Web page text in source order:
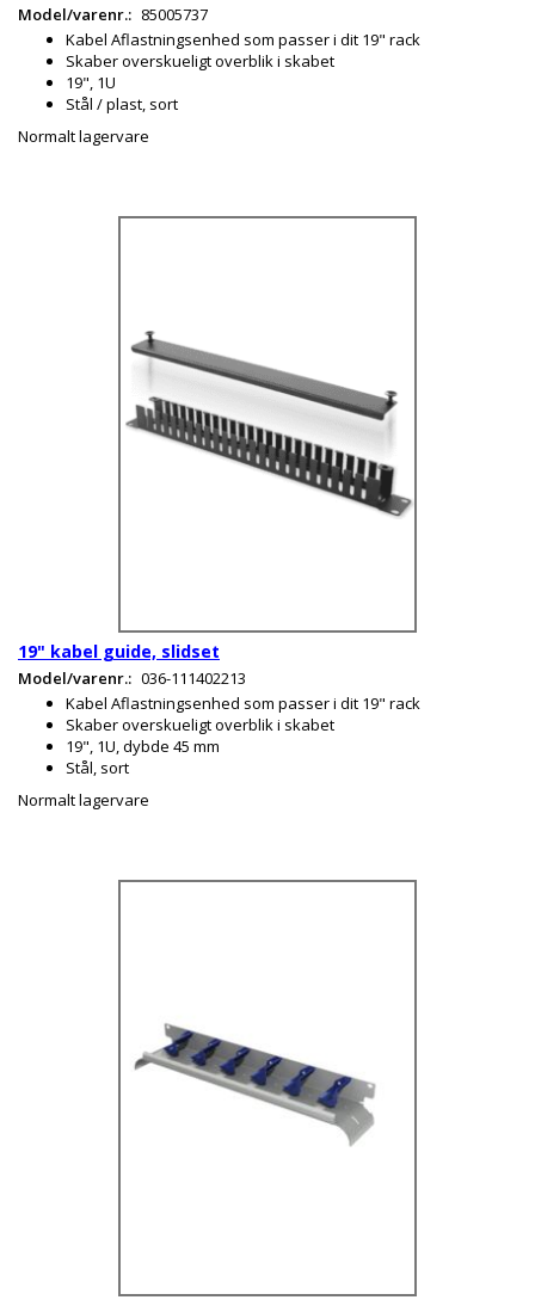
Model/varenr.: 85005737
Kabel Aflastningsenhed som passer i dit 19" rack
Skaber overskueligt overblik i skabet
19", 1U
Stål / plast, sort
Normalt lagervare
19" kabel guide, slidset
Model/varenr.: 036-111402213
Kabel Aflastningsenhed som passer i dit 19" rack
Skaber overskueligt overblik i skabet
19", 1U, dybde 45 mm
Stål, sort
Normalt lagervare